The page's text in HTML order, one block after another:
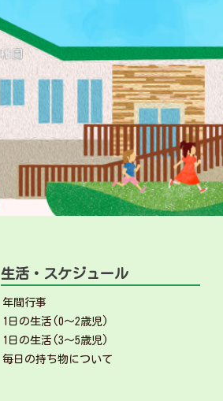
生活・スケジュール
年間行事
1日の生活(0～2歳児)
1日の生活(3～5歳児)
毎日の持ち物について